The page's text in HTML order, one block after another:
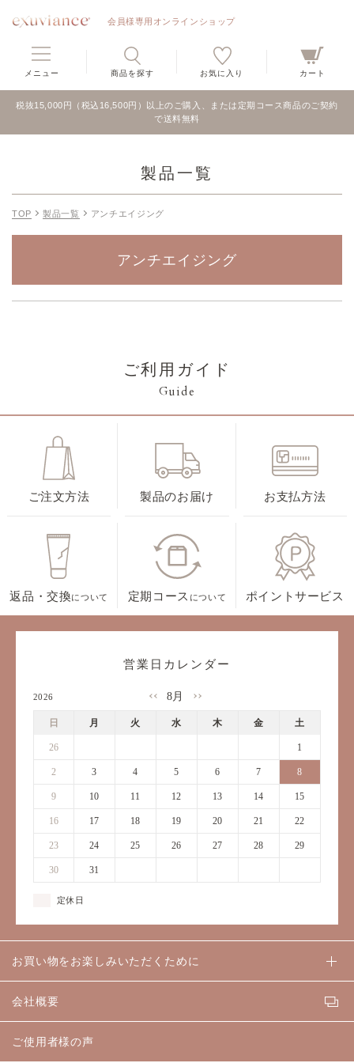
会員様専用オンラインショップ
メニュー 商品を探す お気に入り カート
税抜15,000円（税込16,500円）以上のご購入、または定期コース商品のご契約
で送料無料
製品一覧
TOP 製品一覧 アンチエイジング
アンチエイジング
ご利用ガイド
Guide
営業日カレンダー
2026 8月
日 月 火 水 木 金 土
26 1
2 3 4 5 6 7 8
9 10 11 12 13 14 15
16 17 18 19 20 21 22
23 24 25 26 27 28 29
30 31
定休日
ご注文方法 製品のお届け お支払方法
返品・交換について 定期コース について ポイントサービス
お買い物をお楽しみいただくために
会社概要
ご使用者様の声